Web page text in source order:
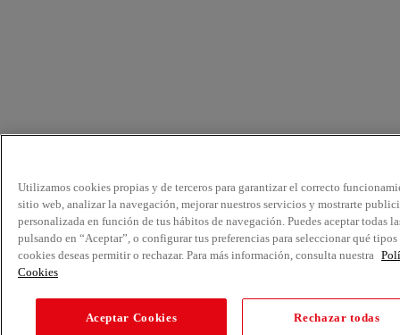
Utilizamos cookies propias y de terceros para garantizar el correcto
sitio web, analizar la navegación, mejorar nuestros servicios y mostrarte
personalizada en función de tus hábitos de navegación. Puedes aceptar todas
pulsando en “Aceptar”, o configurar tus preferencias para seleccionar qué tipos
cookies deseas permitir o rechazar. Para más información, consulta nuestra
Cookies
Aceptar Cookies Rechazar todas